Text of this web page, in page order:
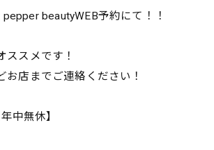
pepper beautyWEB予約にて！！
ススメです！
お店までご連絡ください！
中無休】